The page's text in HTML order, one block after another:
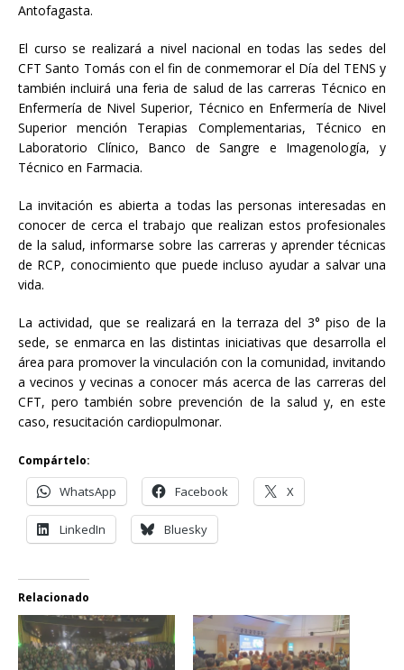
Antofagasta.
El curso se realizará a nivel nacional en todas las sedes del
CFT Santo Tomás con el fin de conmemorar el Día del TENS y
también incluirá una feria de salud de las carreras Técnico en
Enfermería de Nivel Superior, Técnico en Enfermería de Nivel
Superior mención Terapias Complementarias, Técnico en
Laboratorio Clínico, Banco de Sangre e Imagenología, y
Técnico en Farmacia.
La invitación es abierta a todas las personas interesadas en
conocer de cerca el trabajo que realizan estos profesionales
de la salud, informarse sobre las carreras y aprender técnicas
de RCP, conocimiento que puede incluso ayudar a salvar una
vida.
La actividad, que se realizará en la terraza del 3° piso de la
sede, se enmarca en las distintas iniciativas que desarrolla el
área para promover la vinculación con la comunidad, invitando
a vecinos y vecinas a conocer más acerca de las carreras del
CFT, pero también sobre prevención de la salud y, en este
caso, resucitación cardiopulmonar.
Compártelo:
WhatsApp Facebook X
LinkedIn Bluesky
Relacionado